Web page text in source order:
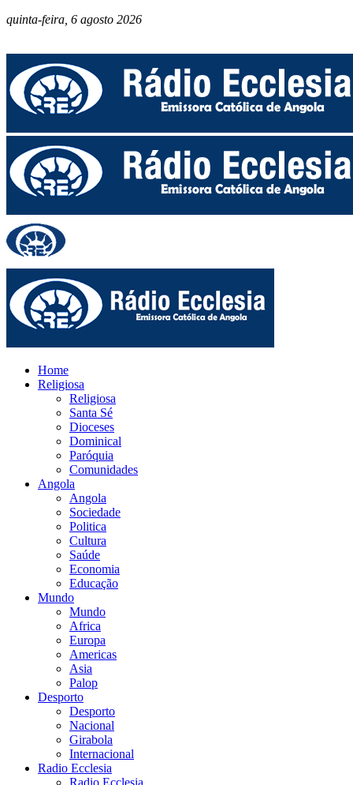
quinta-feira, 6 agosto 2026
Home
Religiosa
Religiosa
Santa Sé
Dioceses
Dominical
Paróquia
Comunidades
Angola
Angola
Sociedade
Politica
Cultura
Saúde
Economia
Educação
Mundo
Mundo
Africa
Europa
Americas
Asia
Palop
Desporto
Desporto
Nacional
Girabola
Internacional
Radio Ecclesia
Radio Ecclesia